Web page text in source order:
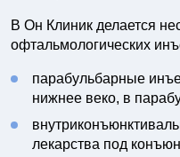
В Он Клиник делается
офтальмологических
парабульбарные
нижнее веко, в
лекарства под